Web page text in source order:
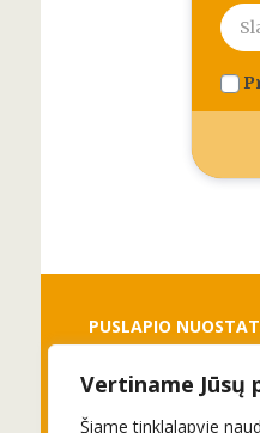
Vertiname Jūsų
Šiame tinklalapyje
PUSLAPIO
Slapukai
Privatumo politika